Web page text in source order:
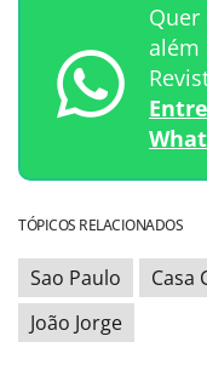
Quer
além
TÓPICOS RELACIONADOS
Sao Paulo Casa
João Jorge